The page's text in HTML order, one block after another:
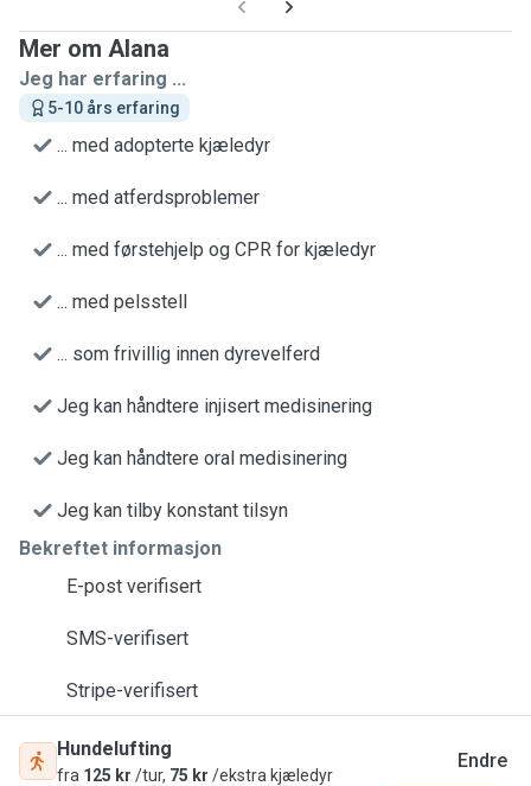
Mer om Alana
Jeg har erfaring ...
5-10 års erfaring
... med adopterte kjæledyr
... med atferdsproblemer
... med førstehjelp og CPR for kjæledyr
... med pelsstell
... som frivillig innen dyrevelferd
Jeg kan håndtere injisert medisinering
Jeg kan håndtere oral medisinering
Jeg kan tilby konstant tilsyn
Bekreftet informasjon
E-post verifisert
SMS-verifisert
Stripe-verifisert
Hundelufting
fra 125 kr /tur, 75 kr /ekstra kjæledyr
Endre